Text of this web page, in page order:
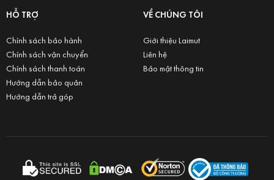
HỖ TRỢ
Chính sách bảo hành
Chính sách vận chuyển
Chính sách thanh toán
Hướng dẫn bảo quản
Hướng dẫn trả góp
VỀ CHÚNG TÔI
Giới thiệu Laimut
Liên hệ
Bảo mật thông tin